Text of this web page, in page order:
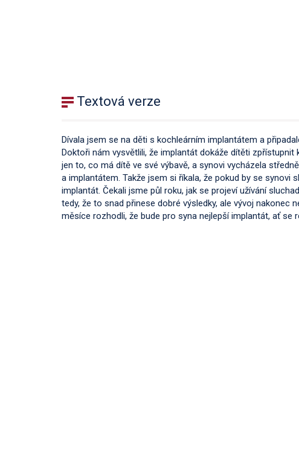
Textová verze
Dívala jsem se na děti s kochleárním implantátem a
Doktoři nám vysvětlili, že implantát dokáže dítěti
jen to, co má dítě ve své výbavě, a synovi vycházela
a implantátem. Takže jsem si říkala, že pokud by se synovi
implantát. Čekali jsme půl roku, jak se projeví užívání
tedy, že to snad přinese dobré výsledky, ale vývoj nakonec
měsíce rozhodli, že bude pro syna nejlepší implantát, ať se